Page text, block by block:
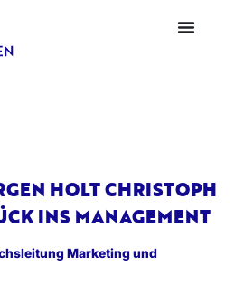
HOLT CHRISTOPH
INS MANAGEMENT
Marketing und